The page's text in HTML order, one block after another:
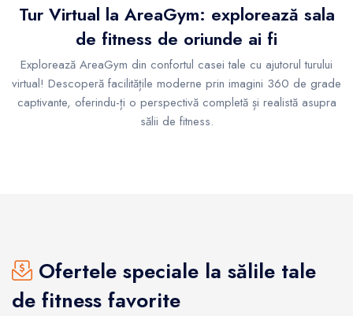
Tur Virtual la AreaGym: explorează sala
de fitness de oriunde ai fi
Explorează AreaGym din confortul casei tale cu ajutorul turului
virtual! Descoperă facilitățile moderne prin imagini 360 de grade
captivante, oferindu-ți o perspectivă completă și realistă asupra
sălii de fitness.
Ofertele speciale la sălile tale
de fitness favorite